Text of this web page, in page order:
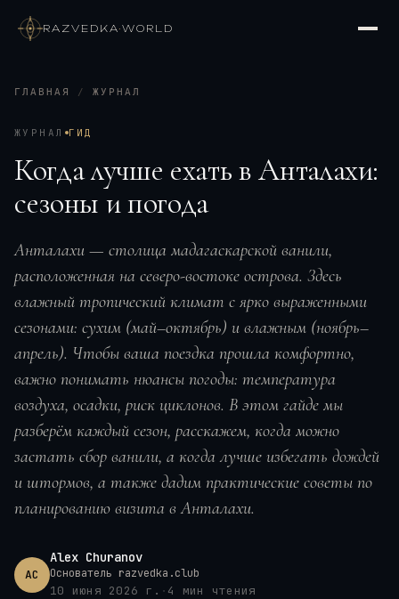
RAZVEDKA·WORLD
ГЛАВНАЯ / ЖУРНАЛ
ЖУРНАЛ ГИД
Когда лучше ехать в Анталахи:
сезоны и погода
Анталахи — столица мадагаскарской ванили,
расположенная на северо-востоке острова. Здесь
влажный тропический климат с ярко выраженными
сезонами: сухим (май–октябрь) и влажным (ноябрь–
апрель). Чтобы ваша поездка прошла комфортно,
важно понимать нюансы погоды: температура
воздуха, осадки, риск циклонов. В этом гайде мы
разберём каждый сезон, расскажем, когда можно
застать сбор ванили, а когда лучше избегать дождей
и штормов, а также дадим практические советы по
планированию визита вАнталахи.
AC
Alex Churanov
Основатель razvedka.club
10 июня 2026 г. · 4 мин чтения